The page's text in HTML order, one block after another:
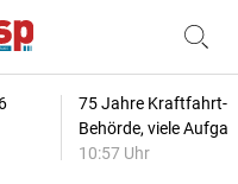
75 Jahre Kraftfahrt-
Behörde, viele
10:57 Uhr